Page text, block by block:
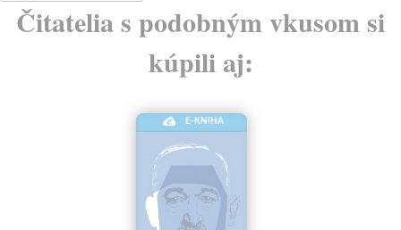
Čitatelia s podobným vkusom si
kúpili aj:
E-KNIHA